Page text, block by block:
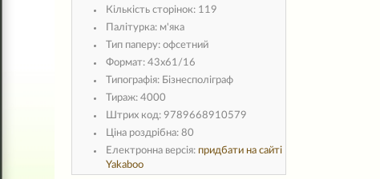
Кількість сторінок: 119
Палітурка: м'яка
Тип паперу: офсетний
Формат: 43х61/16
Типографія: Бізнесполіграф
Тираж: 4000
Штрих код: 9789668910579
Ціна роздрібна: 80
Електронна версія: придбати на сайті
Yakaboo